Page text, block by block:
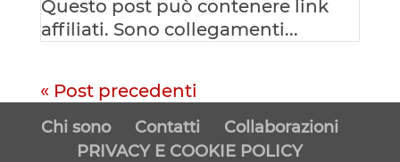
Questo post può contenere link
affiliati. Sono collegamenti...
« Post precedenti
Chi sono Contatti
Collaborazioni
PRIVACY E COOKIE POLICY